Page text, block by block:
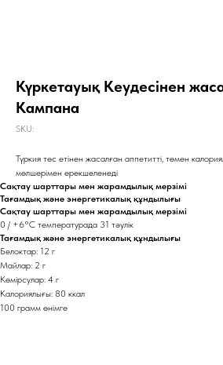
Күркетауық Кеудесінен
Кампана
SKU:
Түркия төс етінен жасалған аппетитті, төмен
мөлшерімен ерекшеленеді
Сақтау шарттары мен жарамдылық мерзімі
Тағамдық және энергетикалық құндылығы
Сақтау шарттары мен жарамдылық мерзімі
0 / +6°С температурада 31 тәулік
Тағамдық және энергетикалық құндылығы
Белоктар: 12 г
Майлар: 2 г
Көмірсулар: 4 г
Калориялығы: 80 ккал
100 грамм өнімге